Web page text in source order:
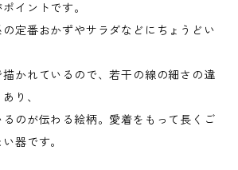
イントです。
定番おかずやサラダなどにちょうどい
かれているので、若干の線の細さの違
り、
のが伝わる絵柄。愛着をもって長くご
器です。